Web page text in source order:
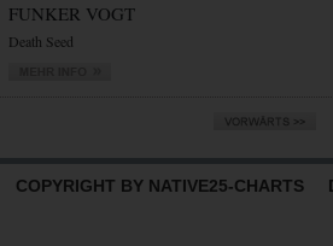
FUNKER VOGT
Death Seed
COPYRIGHT BY NATIVE25-CHARTS